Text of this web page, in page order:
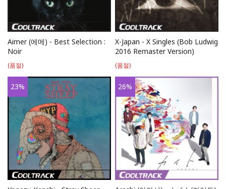
Aimer (에메) - Best Selection :
Noir
(품절)
X-Japan - X Singles (Bob Ludwig
2016 Remaster Version)
(품절)
23% 26%